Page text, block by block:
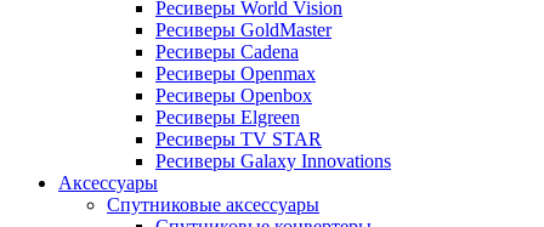
Ресиверы World Vision
Ресиверы GoldMaster
Ресиверы Cadena
Ресиверы Openmax
Ресиверы Openbox
Ресиверы Elgreen
Ресиверы TV STAR
Ресиверы Galaxy Innovations
Аксессуары
Спутниковые аксессуары